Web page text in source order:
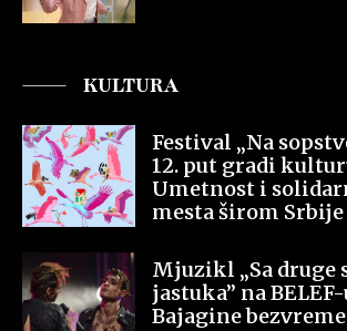
KULTURA
Festival „Na
12. put gradi
Umetnost i
mesta širom Srbije
Mjuzikl „Sa druge
jastuka” na BELEF-
Bajagine